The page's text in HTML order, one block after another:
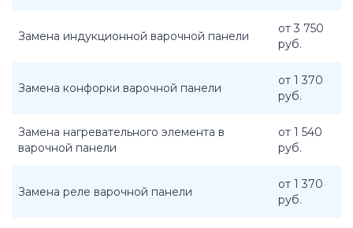
Замена индукционной варочной панели
от 3 750
руб.
Замена конфорки варочной панели
от 1 370
руб.
Замена нагревательного элемента в
варочной панели
от 1 540
руб.
Замена реле варочной панели
от 1 370
руб.